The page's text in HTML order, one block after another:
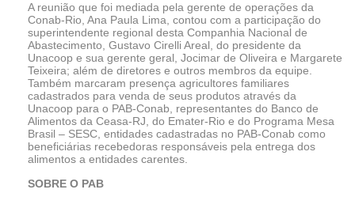
A reunião que foi mediada pela gerente de operações da
Conab-Rio, Ana Paula Lima, contou com a participação do
superintendente regional desta Companhia Nacional de
Abastecimento, Gustavo Cirelli Areal, do presidente da
Unacoop e sua gerente geral, Jocimar de Oliveira e Margarete
Teixeira; além de diretores e outros membros da equipe.
Também marcaram presença agricultores familiares
cadastrados para venda de seus produtos através da
Unacoop para o PAB-Conab, representantes do Banco de
Alimentos da Ceasa-RJ, do Emater-Rio e do Programa Mesa
Brasil – SESC, entidades cadastradas no PAB-Conab como
beneficiárias recebedoras responsáveis pela entrega dos
alimentos a entidades carentes.
SOBRE O PAB